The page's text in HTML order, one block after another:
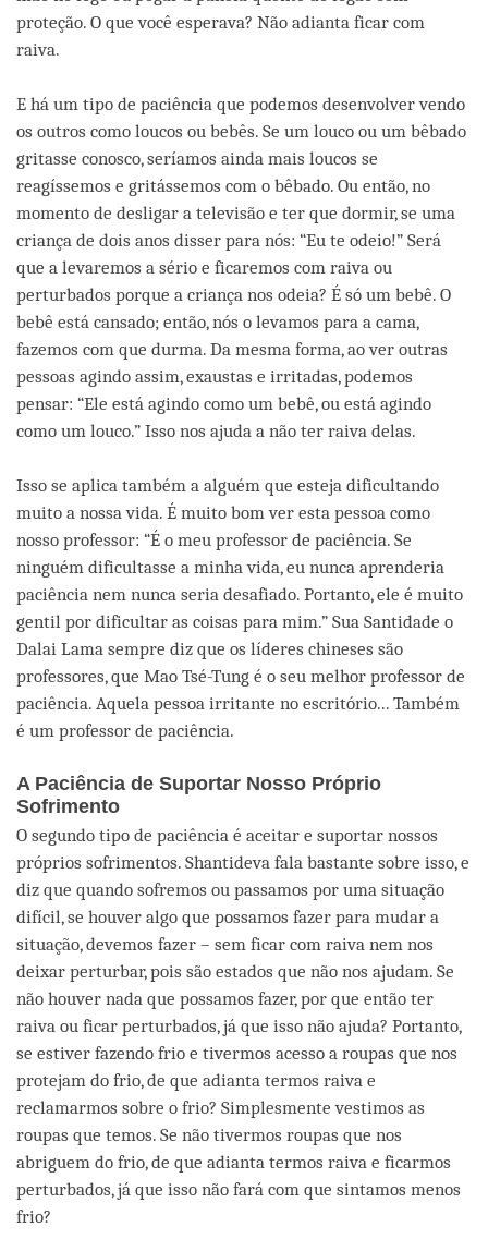
proteção. O que você esperava? Não adianta ficar com
raiva.
E há um tipo de paciência que podemos desenvolver vendo
os outros como loucos ou bebês. Se um louco ou um bêbado
gritasse conosco, seríamos ainda mais loucos se
reagíssemos e gritássemos com o bêbado. Ou então, no
momento de desligar a televisão e ter que dormir, se uma
criança de dois anos disser para nós: “Eu te odeio!” Será
que a levaremos a sério e ficaremos com raiva ou
perturbados porque a criança nos odeia? É só um bebê. O
bebê está cansado; então, nós o levamos para a cama,
fazemos com que durma. Da mesma forma, ao ver outras
pessoas agindo assim, exaustas e irritadas, podemos
pensar: “Ele está agindo como um bebê, ou está agindo
como um louco.” Isso nos ajuda a não ter raiva delas.
Isso se aplica também a alguém que esteja dificultando
muito a nossa vida. É muito bom ver esta pessoa como
nosso professor: “É o meu professor de paciência. Se
ninguém dificultasse a minha vida, eu nunca aprenderia
paciência nem nunca seria desafiado. Portanto, ele é muito
gentil por dificultar as coisas para mim.” Sua Santidade o
Dalai Lama sempre diz que os líderes chineses são
professores, que Mao Tsé-Tung é o seu melhor professor de
paciência. Aquela pessoa irritante no escritório... Também
é um professor de paciência.
A Paciência de Suportar Nosso Próprio
Sofrimento
O segundo tipo de paciência é aceitar e suportar nossos
próprios sofrimentos. Shantideva fala bastante sobre isso, e
diz que quando sofremos ou passamos por uma situação
difícil, se houver algo que possamos fazer para mudar a
situação, devemos fazer – sem ficar com raiva nem nos
deixar perturbar, pois são estados que não nos ajudam. Se
não houver nada que possamos fazer, por que então ter
raiva ou ficar perturbados, já que isso não ajuda? Portanto,
se estiver fazendo frio e tivermos acesso a roupas que nos
protejam do frio, de que adianta termos raiva e
reclamarmos sobre o frio? Simplesmente vestimos as
roupas que temos. Se não tivermos roupas que nos
abriguem do frio, de que adianta termos raiva e ficarmos
perturbados, já que isso não fará com que sintamos menos
frio?